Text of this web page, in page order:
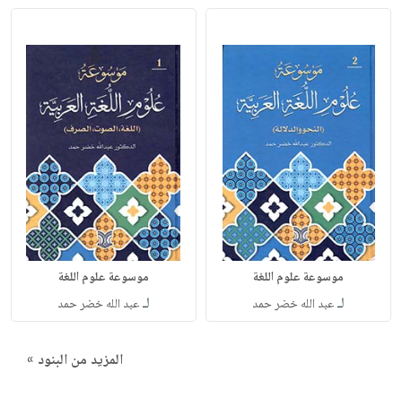
موسوعة علوم اللغة
لـعبد الله خضر حمد
موسوعة علوم اللغة
لـعبد الله خضر حمد
المزيد من البنود »